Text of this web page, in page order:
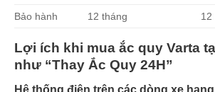
Bảo hành 12 tháng 12
Lợi ích khi mua ắc quy Varta
như “Thay Ắc Quy 24H”
Hệ thống điện trên các dòng xe